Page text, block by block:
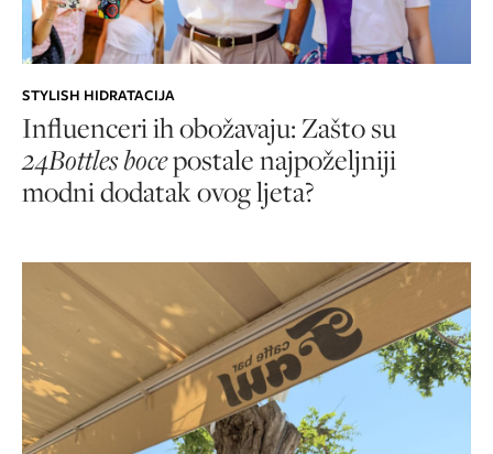
STYLISH HIDRATACIJA
Influenceri ih obožavaju: Zašto su
24Bottles bocepostale najpoželjniji
modni dodatak ovog ljeta?